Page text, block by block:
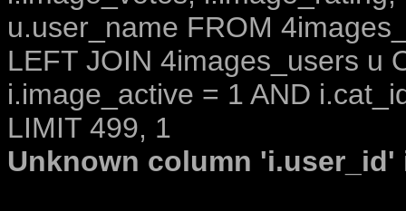
u.user_name FROM
LEFT JOIN 4images_users u
i.image_active = 1 AND
LIMIT 499, 1
Unknown column